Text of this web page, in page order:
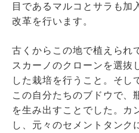
目であるマルコとサラも加
改革を行います。
古くからこの地で植えられ
スカーノのクローンを選抜
した栽培を行うこと。そし
この自分たちのブドウで、
を生み出すことでした。カ
し、元々のセメントタンク